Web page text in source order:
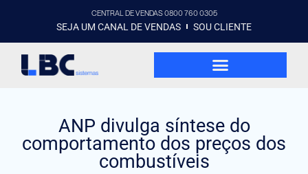
CENTRAL DE VENDAS 0800 760 0305
SEJA UM CANAL DE VENDAS SOU CLIENTE
ANP divulga síntese do
comportamento dos preços dos
combustíveis